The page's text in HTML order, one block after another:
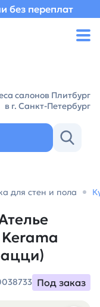
без переплат
салонов Плитбург
в г. Санкт-Петербург
для стен и пола
Под заказ